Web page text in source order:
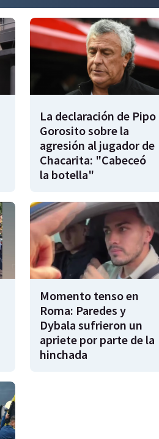
La declaración de Pipo
Gorosito sobre la
agresión al jugador de
Chacarita: "Cabeceó
la botella"
Momento tenso en
Roma: Paredes y
Dybala sufrieron un
apriete por parte de la
hinchada